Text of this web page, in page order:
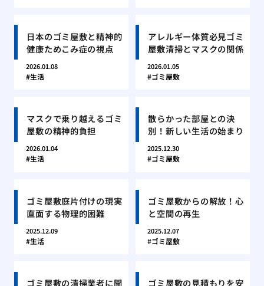
日本のゴミ屋敷と精神的
健康ためこみ症の視点
2026.01.08
生活
アレルギー体質必見ゴミ
屋敷清掃とマスクの関係
2026.01.05
ゴミ屋敷
マスクで乗り越えるゴミ
屋敷の精神的負担
2026.01.04
生活
散らかった部屋との決
別！新しい生活の始まり
2025.12.30
ゴミ屋敷
ゴミ屋敷庭片付けの現実
直面する物理的困難
2025.12.09
生活
ゴミ屋敷からの解放！心
と空間の再生
2025.12.07
ゴミ屋敷
ゴミ屋敷の清掃業者に聞 ゴミ屋敷の見積もりを安